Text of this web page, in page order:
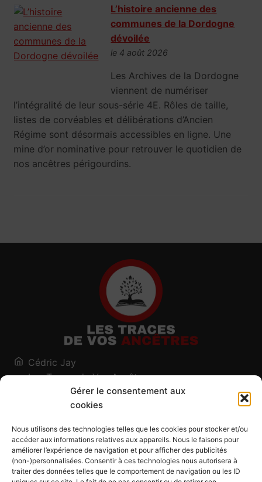
Gérer le consentement aux
cookies
Nous utilisons des technologies telles que les cookies pour stocker et/ou
accéder aux informations relatives aux appareils. Nous le faisons pour
améliorer l’expérience de navigation et pour afficher des publicités
(non-)personnalisées. Consentir à ces technologies nous autorisera à
traiter des données telles que le comportement de navigation ou les ID
L’histoire ancienne des
communes de la Dordogne
dévoilée
le 4 août 2026
Les Archives de la Dordogne
viennent de numériser
l’intégralité de leur sous-série 4E. Rôles de taille,
listes de corvéables et délibérations d’Ancien
Régime sont désormais accessibles en ligne. Une
mine d’or nominative pour retrouver le quotidien de
nos ancêtres périgourdins.
Cédric Jay
Les Traces de Vos Ancêtres
120, chemin des Salines
73200 Albertville - Savoie
Blog
Outils généalogiques
Contact